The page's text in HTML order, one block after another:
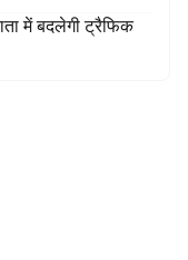
में बदलेगी ट्रैफिक